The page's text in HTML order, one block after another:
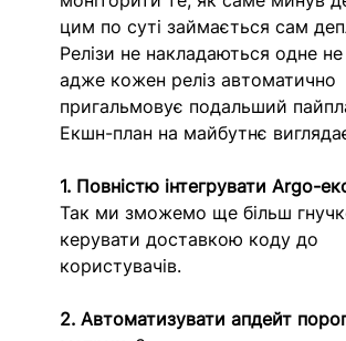
цим по суті займається сам
Релізи не накладаються одне
адже кожен реліз автоматично
пригальмовує подальший
Екшн-план на майбутнє
1. Повністю інтегрувати Argo-
Так ми зможемо ще більш
керувати доставкою коду до
користувачів.
2. Автоматизувати апдейт